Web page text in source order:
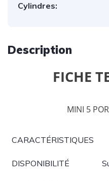
Cylindres:
Description
FICHE
MINI 5
CARACTÉRISTIQUES
DISPONIBILITÉ